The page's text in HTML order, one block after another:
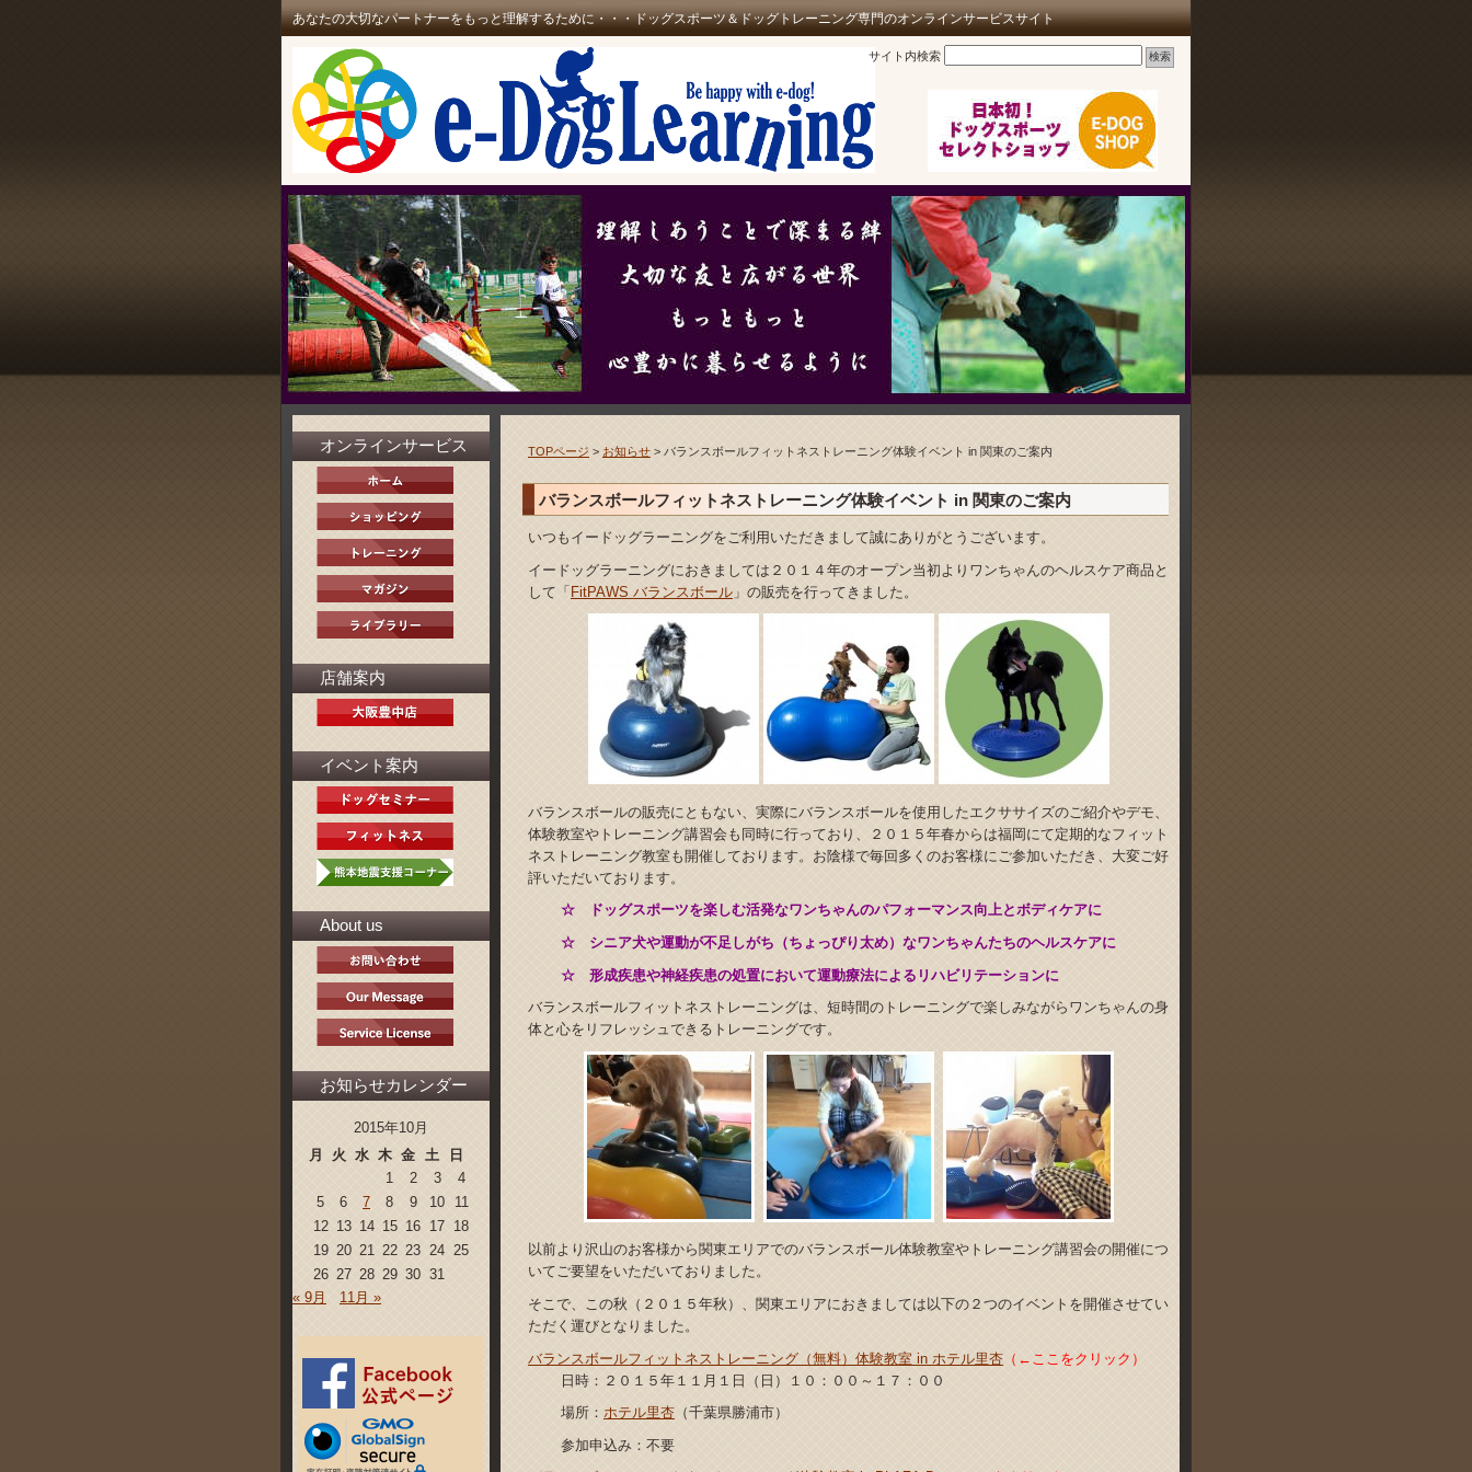
あなたの大切なパートナーをもっと理解するために・・・ドッグスポーツ＆ドッグトレーニング専門のオンラインサービスサイト
サイト内検索
TOPページ > お知らせ > バランスボールフィットネストレーニング体験イベント in 関東のご案内
バランスボールフィットネストレーニング体験イベント in 関東のご案内
いつもイードッグラーニングをご利用いただきまして誠にありがとうございます。
イードッグラーニングにおきましては２０１４年のオープン当初よりワンちゃんのヘルスケア商品と
して「FitPAWS バランスボール 」の販売を行ってきました。
バランスボールの販売にともない、実際にバランスボールを使用したエクササイズのご紹介やデモ、
体験教室やトレーニング講習会も同時に行っており、２０１５年春からは福岡にて定期的なフィット
ネストレーニング教室も開催しております。お陰様で毎回多くのお客様にご参加いただき、大変ご好
評いただいております。
☆ ドッグスポーツを楽しむ活発なワンちゃんのパフォーマンス向上とボディケアに
☆ シニア犬や運動が不足しがち（ちょっぴり太め）なワンちゃんたちのヘルスケアに
☆ 形成疾患や神経疾患の処置において運動療法によるリハビリテーションに
バランスボールフィットネストレーニングは、短時間のトレーニングで楽しみながらワンちゃんの身
体と心をリフレッシュできるトレーニングです。
以前より沢山のお客様から関東エリアでのバランスボール体験教室やトレーニング講習会の開催につ
いてご要望をいただいておりました。
そこで、この秋（２０１５年秋）、関東エリアにおきましては以下の２つのイベントを開催させてい
ただく運びとなりました。
バランスボールフィットネストレーニング（無料）体験教室 in ホテル里杏 （←ここをクリック）
日時：２０１５年１１月１日（日）１０：００～１７：００
場所： ホテル里杏 （千葉県勝浦市）
参加申込み：不要
オンラインサービス
店舗案内
イベント案内
About us
お知らせカレンダー
2015年10月
月
火 水 木 金 土
日
1
2 3
4
5
6 7 8 9 10
11
12 13 14 15 16 17 18
19 20 21 22 23 24 25
26 27 28 29 30 31
« 9月
11月 »